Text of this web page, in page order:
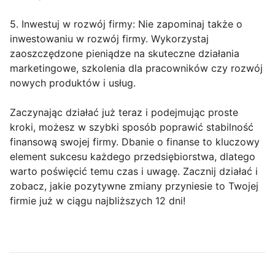
5. Inwestuj w rozwój firmy: Nie zapominaj także o
inwestowaniu w rozwój firmy. Wykorzystaj
zaoszczędzone pieniądze na skuteczne działania
marketingowe, szkolenia dla pracowników czy rozwój
nowych produktów i usług.
Zaczynając działać już teraz i podejmując proste
kroki, możesz w szybki sposób poprawić stabilność
finansową swojej firmy. Dbanie o finanse to kluczowy
element sukcesu każdego przedsiębiorstwa, dlatego
warto poświęcić temu czas i uwagę. Zacznij działać i
zobacz, jakie pozytywne zmiany przyniesie to Twojej
firmie już w ciągu najbliższych 12 dni!